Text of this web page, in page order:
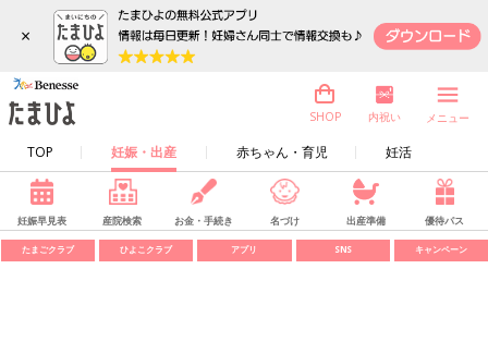
×
TOP 妊娠・出産 赤ちゃん・育児 妊活
SHOP 内祝い メニュー
妊娠早見表 産院検索 お金・手続き 名づけ 出産準備 優待パス
たまごクラブ ひよこクラブ アプリ SNS キャンペーン